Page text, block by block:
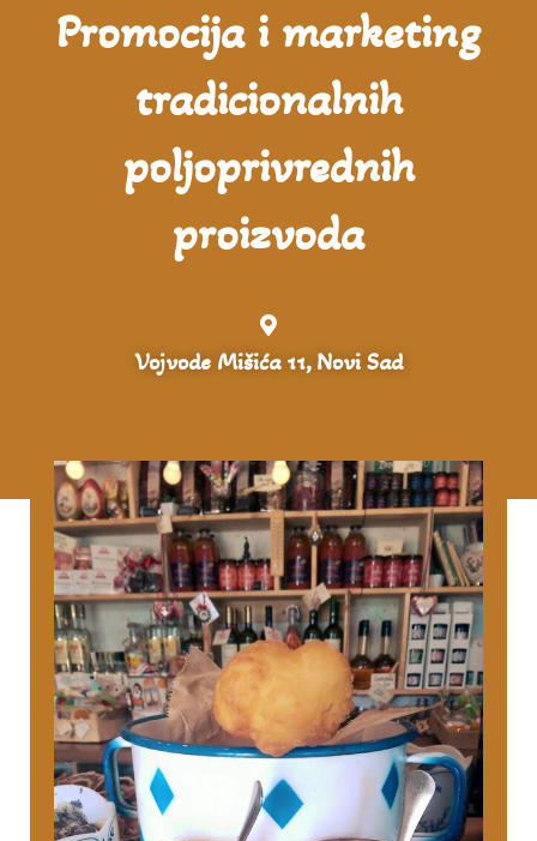
Promocija i marketing
tradicionalnih
poljoprivrednih
proizvoda
Vojvode Mišića 11, Novi Sad